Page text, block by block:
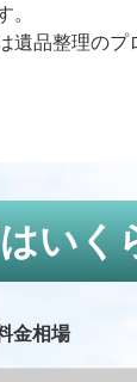
。
遺品整理の
いく
金相場